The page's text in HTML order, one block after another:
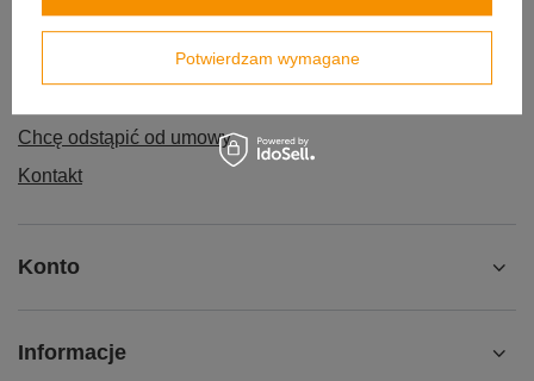
Status zamówienia
Śledzenie przesyłki
Chcę odstąpić od umowy
Kontakt
Konto
Informacje
Potwierdzam wymagane